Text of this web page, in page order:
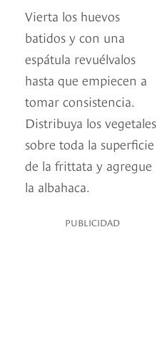
Vierta los huevos
batidos y con una
espátula revuélvalos
hasta que empiecen a
tomar consistencia.
Distribuya los vegetales
sobre toda la superficie
de la frittata y agregue
la albahaca.
PUBLICIDAD